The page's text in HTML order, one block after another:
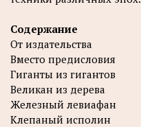
Содержание
От издательства
Вместо предисловия
Гиганты из гигантов
Великан из дерева
Железный левиафан
Клепаный исполин